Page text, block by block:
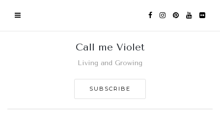
Call me Violet
Living and Growing
SUBSCRIBE